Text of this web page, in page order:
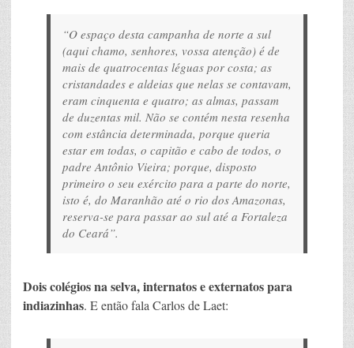
“O espaço desta campanha de norte a sul
(aqui chamo, senhores, vossa atenção) é de
mais de quatrocentas léguas por costa; as
cristandades e aldeias que nelas se contavam,
eram cinquenta e quatro; as almas, passam
de duzentas mil. Não se contém nesta resenha
com estância determinada, porque queria
estar em todas, o capitão e cabo de todos, o
padre Antônio Vieira; porque, disposto
primeiro o seu exército para a parte do norte,
isto é, do Maranhão até o rio dos Amazonas,
reserva-se para passar ao sul até a Fortaleza
do Ceará”.
Dois colégios na selva, internatos e externatos para
indiazinhas. E então fala Carlos de Laet: